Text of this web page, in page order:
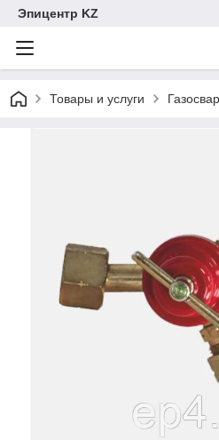
Эпицентр KZ
Товары и услуги